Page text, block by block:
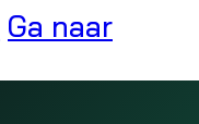
Ga naar